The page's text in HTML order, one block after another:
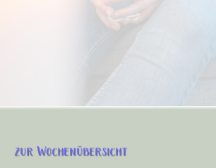
zur Wochenübersicht